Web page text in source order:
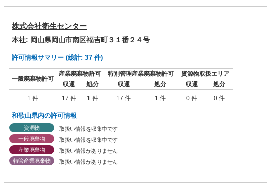
株式会社衛生センター
本社: 岡山県岡山市南区福吉町３１番２４号
許可情報サマリー (総計: 37 件)
一般廃棄物許可
産業廃棄物許可 特別管理産業廃棄物許可
資源物取扱エリア
収運
処分 収運 処分 収運
処分
1 件
17 件 1 件 17 件 1 件 0 件 0 件
和歌山県内の許可情報
資源物
取扱い情報を収集中です
一般廃棄物
取扱い情報を収集中です
産業廃棄物
取扱い情報がありません
特管産業廃棄物
取扱い情報がありません